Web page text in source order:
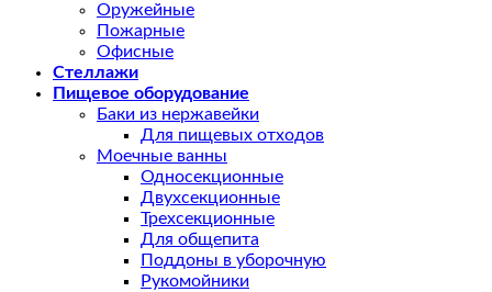
Оружейные
Пожарные
Офисные
Стеллажи
Пищевое оборудование
Баки из нержавейки
Для пищевых отходов
Моечные ванны
Односекционные
Двухсекционные
Трехсекционные
Для общепита
Поддоны в уборочную
Рукомойники